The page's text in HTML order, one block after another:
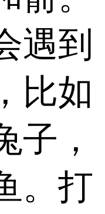
遇到
比如
子，
。打